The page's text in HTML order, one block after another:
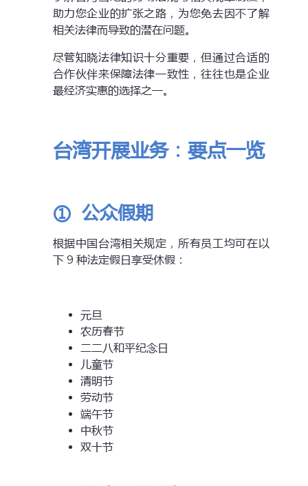
助力您企业的扩张之路，为您免去因不了解
相关法律而导致的潜在问题。
尽管知晓法律知识十分重要，但通过合适的
合作伙伴来保障法律一致性，往往也是企业
最经济实惠的选择之一。
台湾开展业务：要点一览
① 公众假期
根据中国台湾相关规定，所有员工均可在以
下 9 种法定假日享受休假：
元旦
农历春节
二二八和平纪念日
儿童节
清明节
劳动节
端午节
中秋节
双十节